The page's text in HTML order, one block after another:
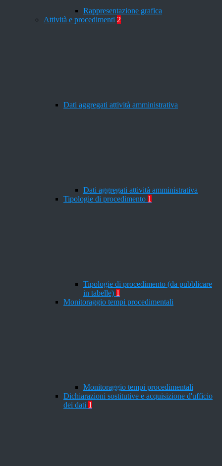
Rappresentazione grafica
Attività e procedimenti 2
Dati aggregati attività amministrativa
Dati aggregati attività amministrativa
Tipologie di procedimento 1
Tipologie di procedimento (da pubblicare
in tabelle) 1
Monitoraggio tempi procedimentali
Monitoraggio tempi procedimentali
Dichiarazioni sostitutive e acquisizione d'ufficio
dei dati 1